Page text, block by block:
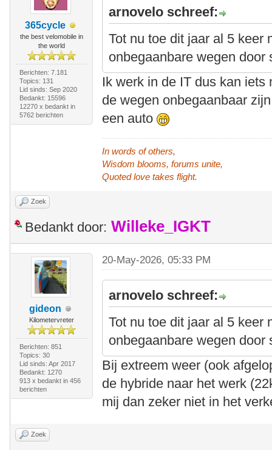
365cycle
the best velomobile in
the world
Berichten: 7.181
Topics: 131
Lid sinds: Sep 2020
Bedankt: 15596
12270 x bedankt in
5762 berichten
arnovelo schreef:
Tot nu toe dit jaar al 5 keer
onbegaanbare wegen door
Ik werk in de IT dus kan
de wegen onbegaanbaar
een auto
In words of others,
Wisdom blooms, forums unite,
Quoted love takes flight.
Zoek
Bedankt door: Willeke_IGKT
gideon
Kilometervreter
Berichten: 851
Topics: 30
Lid sinds: Apr 2017
Bedankt: 1270
913 x bedankt in 456
berichten
20-May-2026, 05:33 PM
arnovelo schreef:
Tot nu toe dit jaar al 5 keer
onbegaanbare wegen door
Bij extreem weer (ook
de hybride naar het werk
mij dan zeker niet in het
Zoek